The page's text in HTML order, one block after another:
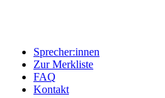
Sprecher:innen
Zur Merkliste
FAQ
Kontakt